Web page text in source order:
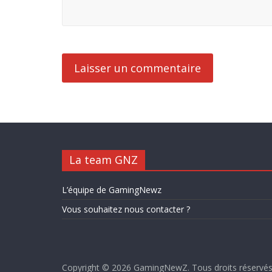
La team GNZ
L’équipe de GamingNewz
Vous souhaitez nous contacter ?
Copyright © 2026 GamingNewZ. Tous droits